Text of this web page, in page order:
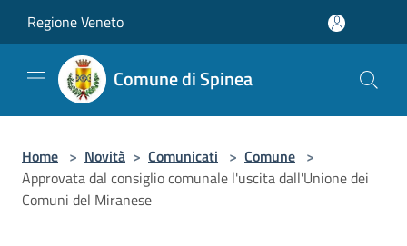
Regione Veneto
Comune di Spinea
Home > Novità > Comunicati > Comune >
Approvata dal consiglio comunale l'uscita dall'Unione dei
Comuni del Miranese